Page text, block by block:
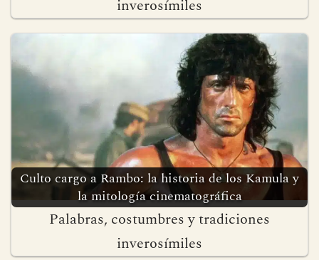
inverosímiles
Culto cargo a Rambo: la historia de los Kamula y
la mitología cinematográfica
Palabras, costumbres y tradiciones
inverosímiles